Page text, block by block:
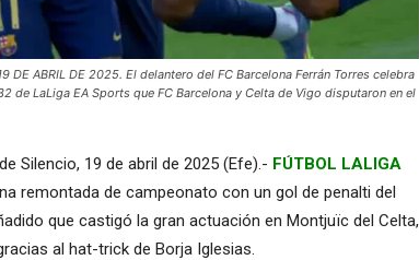
DE ABRIL DE 2025. El delantero del FC Barcelona Ferrán Torres celebra
de LaLiga EA Sports que FC Barcelona y Celta de Vigo disputaron en el
Silencio, 19 de abril de 2025 (Efe).- FÚTBOL LALIGA
remontada de campeonato con un gol de penalti del
que castigó la gran actuación en Montjuïc del Celta,
al hat-trick de Borja Iglesias.